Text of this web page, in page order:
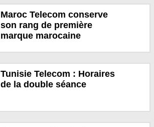
Maroc Telecom conserve
son rang de première
marque marocaine
Tunisie Telecom : Horaires
de la double séance